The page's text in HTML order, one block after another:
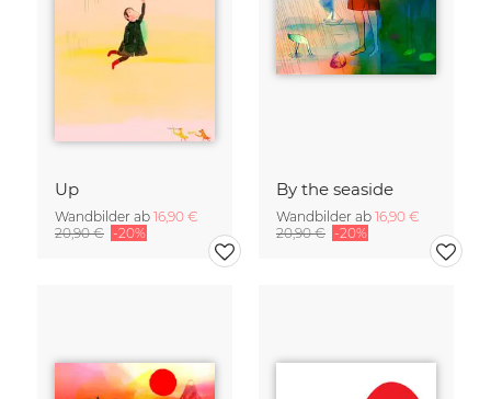
Up
Wandbilder ab 16,90 €
20,90 € -20%
By the seaside
Wandbilder ab 16,90 €
20,90 € -20%